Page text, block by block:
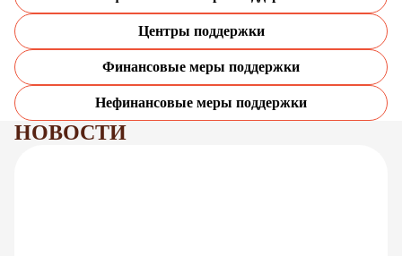
Центры поддержки
Финансовые меры поддержки
Нефинансовые меры поддержки
НОВОСТИ